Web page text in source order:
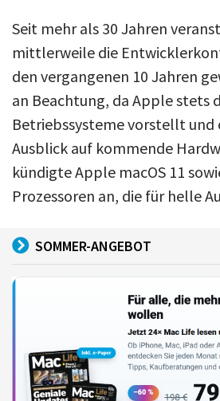
Seit mehr als 30 Jahren
mittlerweile die
den vergangenen 10 Jahren
an Beachtung, da Apple stets
Betriebssysteme vorstellt und
Ausblick auf kommende
kündigte Apple macOS 11
Prozessoren an, die für helle
SOMMER-ANGEBOT